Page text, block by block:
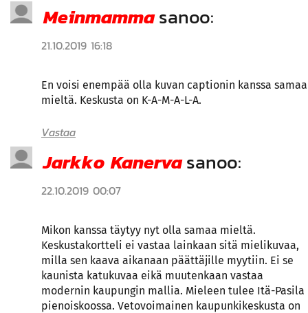
Meinmammasanoo:
21.10.2019 16:18
En voisi enempää olla kuvan captionin kanssa samaa
mieltä. Keskusta on K-A-M-A-L-A.
Vastaa
Jarkko Kanervasanoo:
22.10.2019 00:07
Mikon kanssa täytyy nyt olla samaa mieltä.
Keskustakortteli ei vastaa lainkaan sitä mielikuvaa,
milla sen kaava aikanaan päättäjille myytiin. Ei se
kaunista katukuvaa eikä muutenkaan vastaa
modernin kaupungin mallia. Mieleen tulee Itä-Pasila
pienoiskoossa. Vetovoimainen kaupunkikeskusta on